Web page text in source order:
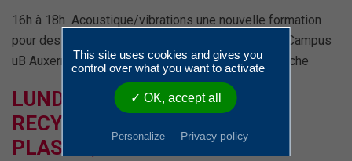
16h à 18h Acoustique/vibrations une nouvelle formation
pour des applications industrielles et du bâtiment Campus
uB Auxerre, AUXERRE, Yonne Technologie / Recherche
LUNDI DE L’ENTREPRISE «
RECYCLAGE DES MATIÈRES
PLASTIQUES »
This site uses cookies and gives you
control over what you want to activate
✓ OK, accept all
Personalize Privacy policy